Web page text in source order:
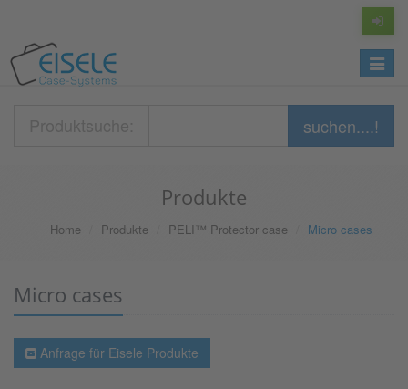
Toggle
suchen....!
Produkte
Home Produkte PELI™ Protector case Micro cases
Micro cases
Anfrage für Eisele Produkte